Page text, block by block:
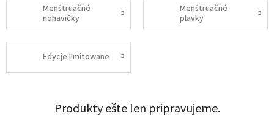
Menštruačné
nohavičky
Menštruačné
plavky
Edycje limitowane
Produkty ešte len pripravujeme.